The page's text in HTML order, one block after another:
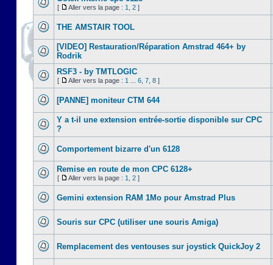
[ Aller vers la page : 1 2 ]
THE AMSTAIR TOOL
[VIDEO] Restauration/Réparation Amstrad 464+ by
Rodrik
RSF3 - by TMTLOGIC
[ Aller vers la page : 1 6 7 8 ]
[PANNE] moniteur CTM 644
Y a t-il une extension entrée-sortie disponible sur CPC
?
Comportement bizarre d'un 6128
Remise en route de mon CPC 6128+
[ Aller vers la page : 1 2 ]
Gemini extension RAM 1Mo pour Amstrad Plus
Souris sur CPC (utiliser une souris Amiga)
Remplacement des ventouses sur joystick QuickJoy 2